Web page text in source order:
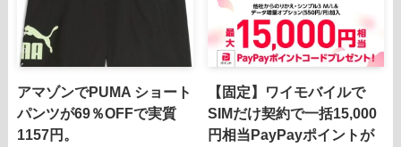
アマゾンでPUMA ショート
パンツが69％OFFで実質
1157円。
【固定】ワイモバイルで
SIMだけ契約で一括15,000
円相当PayPayポイントが